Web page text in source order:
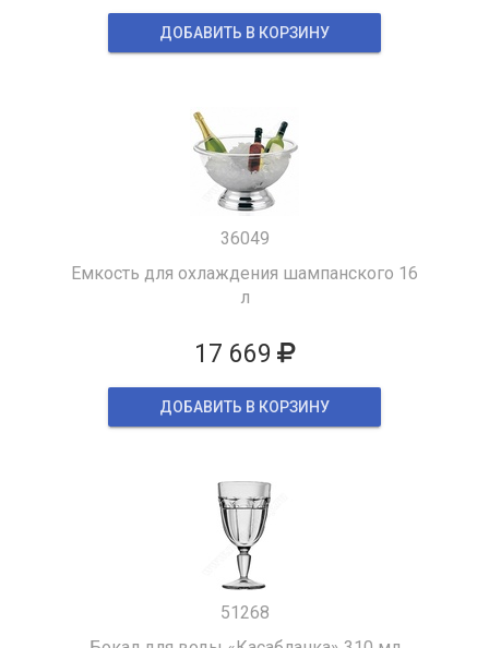
ДОБАВИТЬ В КОРЗИНУ
36049
Емкость для охлаждения шампанского 16
л
17 669
ДОБАВИТЬ В КОРЗИНУ
51268